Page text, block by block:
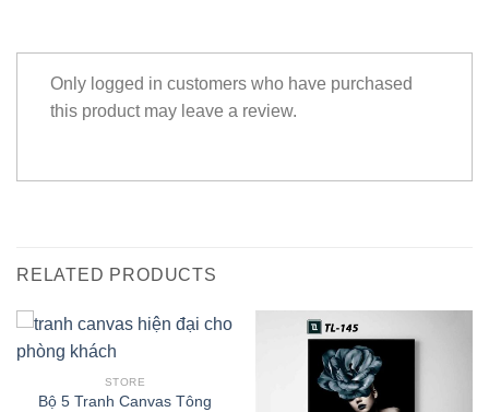
Only logged in customers who have purchased
this product may leave a review.
RELATED PRODUCTS
STORE
Bộ 5 Tranh Canvas Tông